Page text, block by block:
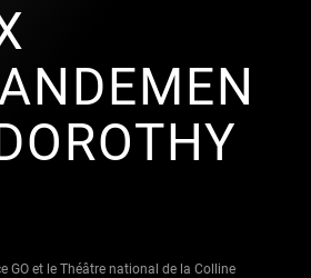
GO et le Théâtre national de la Colline